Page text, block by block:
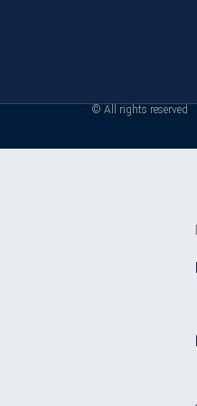
© All rights reserved